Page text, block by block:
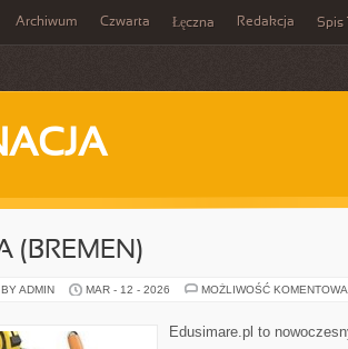
Archiwum Czwarta Łęczna Redakcja Spis
(BREMEN)
ADMIN MAR - 12 - 2026 MOŻLIWOŚĆ
Edusimare.pl to